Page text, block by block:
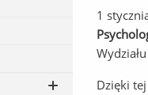
1
Dzięki